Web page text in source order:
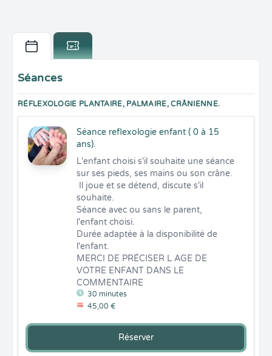
Séances
RÉFLEXOLOGIE PLANTAIRE, PALMAIRE, CRÂNIENNE.
Séance reflexologie enfant ( 0 à 15
ans).
30 minutes
45,00 €
L'enfant choisi s'il souhaite une séance
sur ses pieds, ses mains ou son crâne.
souhaite.
Séance avec ou sans le parent,
l'enfant choisi.
Durée adaptée à la disponibilité de
l'enfant.
MERCI DE PRÉCISER L AGE DE
VOTRE ENFANT DANS LE
COMMENTAIRE
Réserver